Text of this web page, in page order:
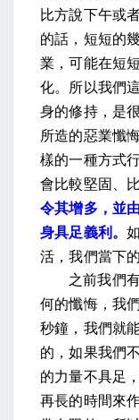
比方說下午或
的話，短短的
業，可能在短
化。所以我們
身的修持，是
所造的惡業懺
樣的一種方式
會比較堅固、
令其增多，並
身具足義利。
活，我們當下
之前我們
何的懺悔，我
秒鐘，我們就
的，如果我們
的力量不具足
再長的時間來